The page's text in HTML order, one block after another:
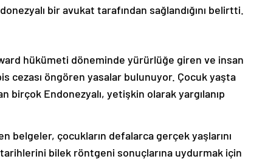
bir avukat tarafından sağlandığını belirtti.
hükümeti döneminde yürürlüğe giren ve insan
cezası öngören yasalar bulunuyor. Çocuk yaşta
birçok Endonezyalı, yetişkin olarak yargılanıp
belgeler, çocukların defalarca gerçek yaşlarını
bilek röntgeni sonuçlarına uydurmak için